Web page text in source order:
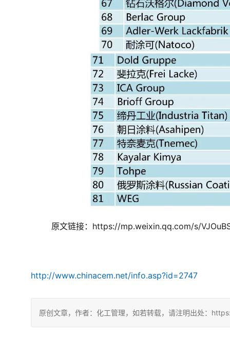
原文链接：https://mp.weixin.qq.com/s/
http://www.chinacem.net/info.asp?id=2747
原创文章，作者：化工管理，如若转载，请注明出处：